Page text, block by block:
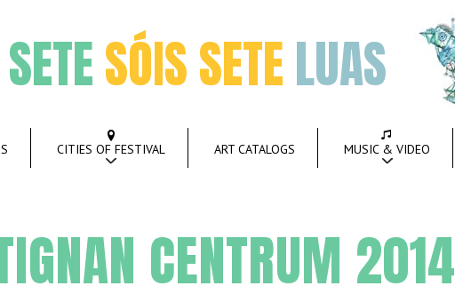
SETESÓIS SETELUAS
CITIES OF FESTIVAL ART CATALOGS MUSIC & VIDEO
CENTRUM 2014